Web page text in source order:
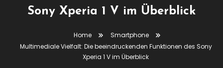
Sony Xperia 1 V im Überblick
Home
Smartphone
Multimediale Vielfalt: Die beeindruckenden Funktionen des Sony
Xperia 1 V im Überblick